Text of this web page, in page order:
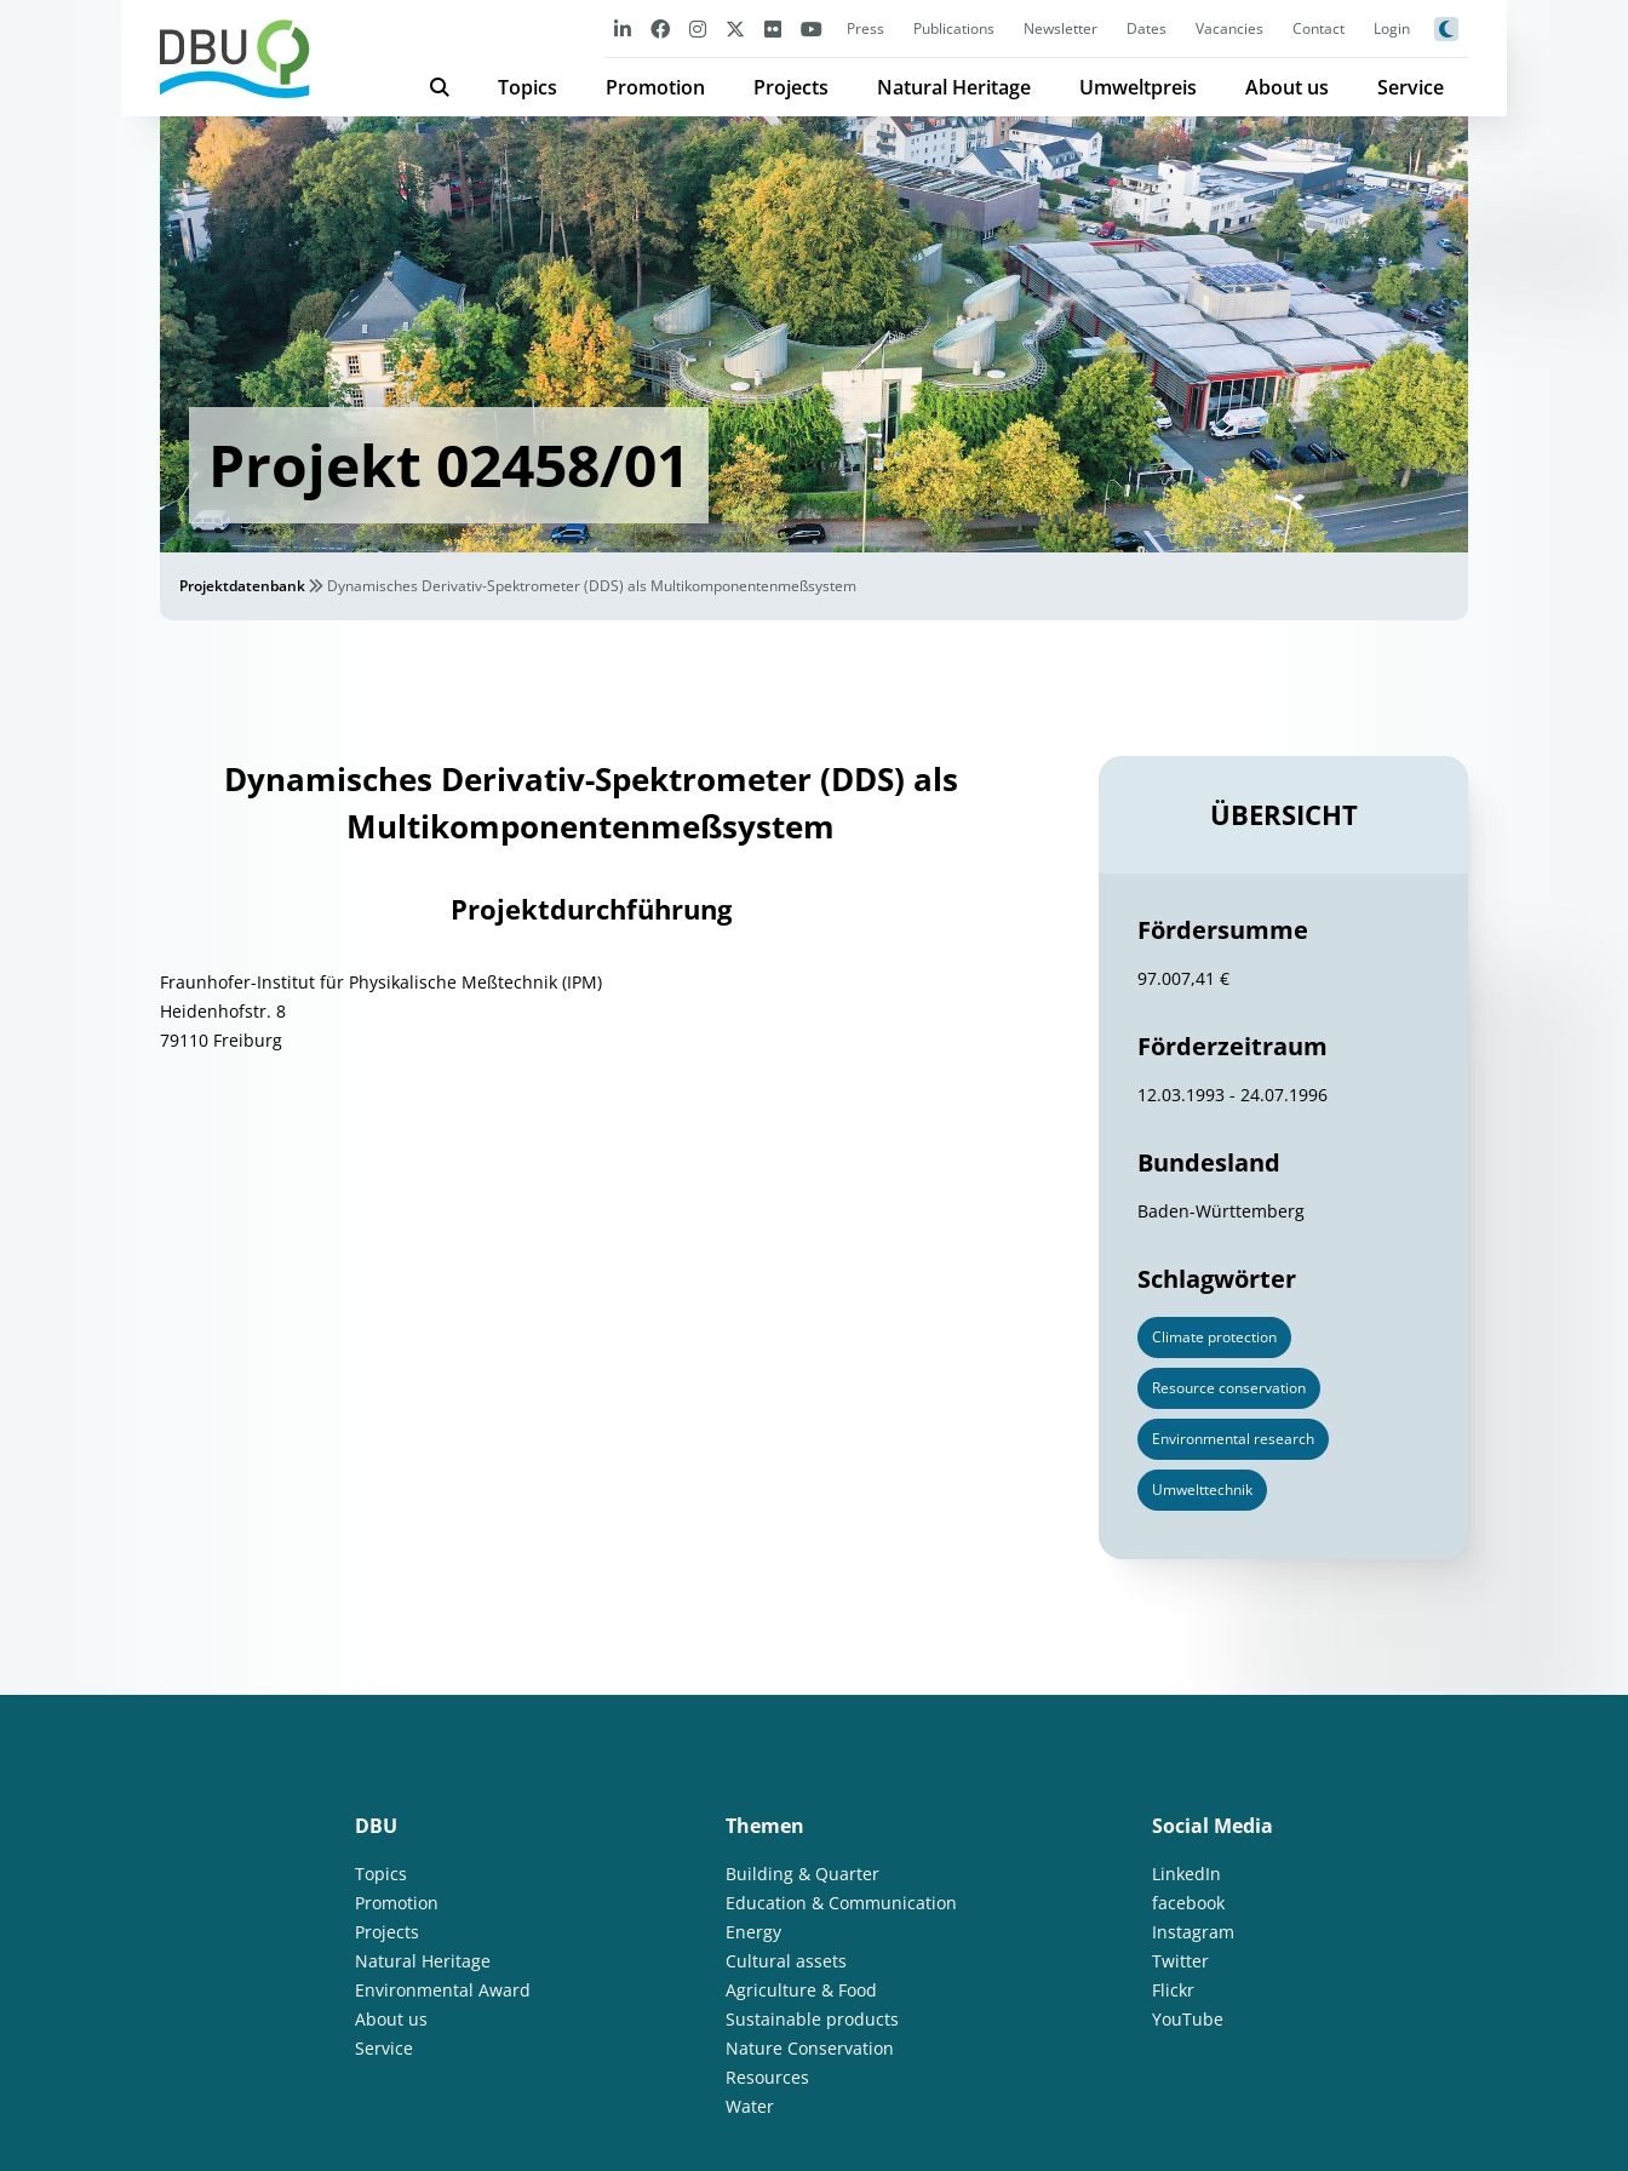
Press Publications Newsletter Dates Vacancies Contact Login
Topics Promotion Projects Natural Heritage Umweltpreis About us Service
Projekt 02458/01
Projektdatenbank Dynamisches Derivativ-Spektrometer (DDS) als Multikomponentenmeßsystem
Dynamisches Derivativ-Spektrometer (DDS) als
Multikomponentenmeßsystem
Projektdurchführung
Fraunhofer-Institut für Physikalische Meßtechnik (IPM)
Heidenhofstr. 8
79110 Freiburg
ÜBERSICHT
Fördersumme
97.007,41 €
Förderzeitraum
12.03.1993 - 24.07.1996
Bundesland
Baden-Württemberg
Schlagwörter
Climate protection
Resource conservation
Environmental research
Umwelttechnik
DBU
Topics
Promotion
Projects
Natural Heritage
Environmental Award
About us
Service
Themen
Building & Quarter
Education & Communication
Energy
Cultural assets
Agriculture & Food
Sustainable products
Nature Conservation
Resources
Water
Social Media
LinkedIn
facebook
Instagram
Twitter
Flickr
YouTube